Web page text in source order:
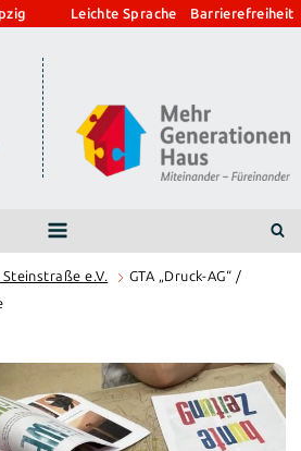
Leichte Sprache Barrierefreiheit
e.V.
GTA „Druck-AG“ /